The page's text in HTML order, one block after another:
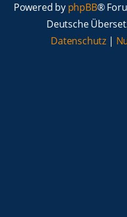
Powered by phpBB®
Deutsche
Datenschutz |